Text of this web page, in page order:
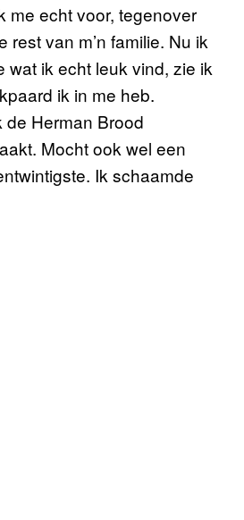
me echt voor, tegenover
rest van m’n familie. Nu ik
wat ik echt leuk vind, zie ik
ik in me heb.
de Herman Brood
Mocht ook wel een
Ik schaamde